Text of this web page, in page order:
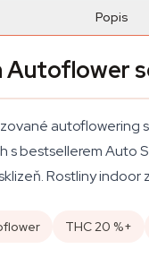
Popis
Autoflower
autoflowering
s bestsellerem
Rostliny
THC 20 %+